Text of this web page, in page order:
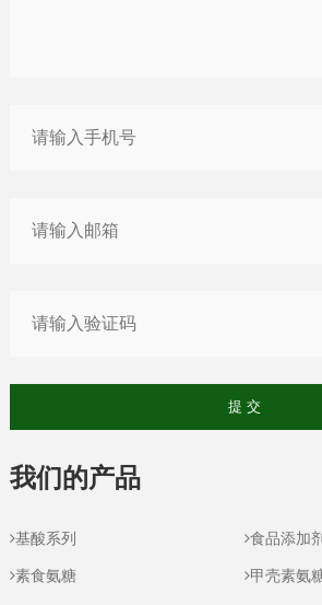
我们的产品
基酸系列 食品添加剂
素食氨糖 甲壳素氨